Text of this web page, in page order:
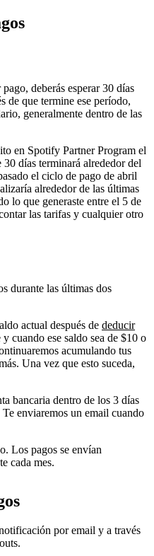
deberás esperar 30 días
de que termine ese período,
generalmente dentro de las
en Spotify Partner Program el
días terminará alrededor del
el ciclo de pago de abril
alrededor de las últimas
lo que generaste entre el 5 de
las tarifas y cualquier otro
durante las últimas dos
actual después de deducir
cuando ese saldo sea de $10 o
acumulando tus
Una vez que esto suceda,
bancaria dentro de los 3 días
enviaremos un email cuando
Los pagos se envían
cada mes.
por email y a través